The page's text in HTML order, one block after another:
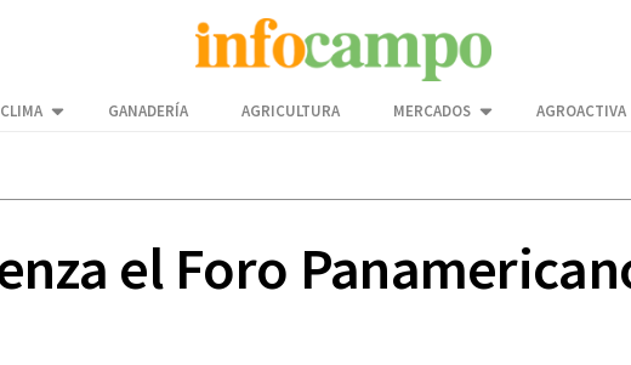
CLIMA GANADERÍA AGRICULTURA MERCADOS AGROACTIVA
el Foro